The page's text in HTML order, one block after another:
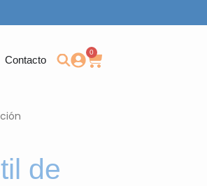
Contacto
0
Carrito
de